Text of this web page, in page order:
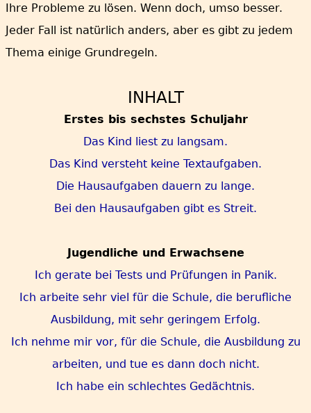
Ihre Probleme zu lösen. Wenn doch, umso besser.
Jeder Fall ist natürlich anders, aber es gibt zu jedem
Thema einige Grundregeln.
INHALT
Erstes bis sechstes Schuljahr
Das Kind liest zu langsam.
Das Kind versteht keine Textaufgaben.
Die Hausaufgaben dauern zu lange.
Bei den Hausaufgaben gibt es Streit.
Jugendliche und Erwachsene
Ich gerate bei Tests und Prüfungen in Panik.
Ich arbeite sehr viel für die Schule, die berufliche
Ausbildung, mit sehr geringem Erfolg.
Ich nehme mir vor, für die Schule, die Ausbildung zu
arbeiten, und tue es dann doch nicht.
Ich habe ein schlechtes Gedächtnis.